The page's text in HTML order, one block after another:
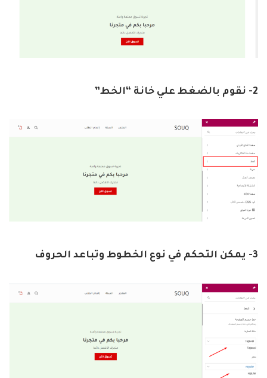
2- نقوم بالضغط علي خانة “الخط”
3- يمكن التحكم في نوع الخطوط وتباعد الحروف